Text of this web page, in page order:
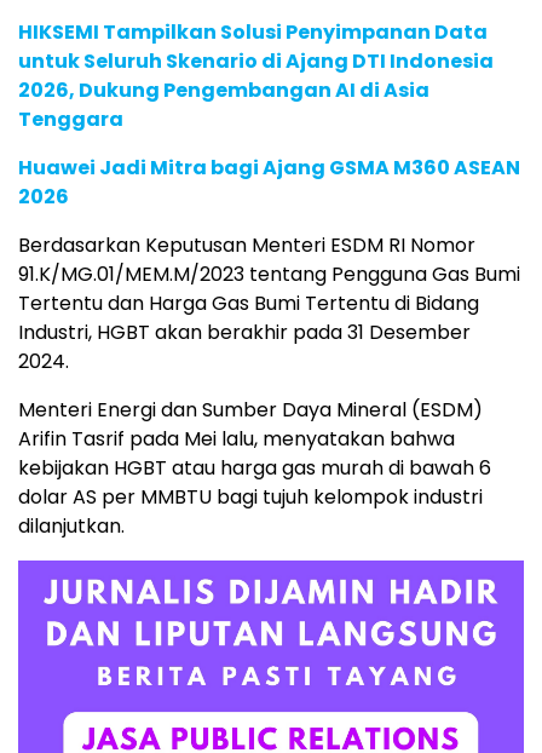
HIKSEMI Tampilkan Solusi Penyimpanan Data
untuk Seluruh Skenario di Ajang DTI Indonesia
2026, Dukung Pengembangan AI di Asia
Tenggara
Huawei Jadi Mitra bagi Ajang GSMA M360 ASEAN
2026
Berdasarkan Keputusan Menteri ESDM RI Nomor
91.K/MG.01/MEM.M/2023 tentang Pengguna Gas Bumi
Tertentu dan Harga Gas Bumi Tertentu di Bidang
Industri, HGBT akan berakhir pada 31 Desember
2024.
Menteri Energi dan Sumber Daya Mineral (ESDM)
Arifin Tasrif pada Mei lalu, menyatakan bahwa
kebijakan HGBT atau harga gas murah di bawah 6
dolar AS per MMBTU bagi tujuh kelompok industri
dilanjutkan.